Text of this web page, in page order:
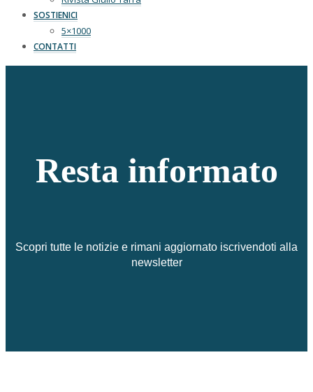
SOSTIENICI
5×1000
CONTATTI
Resta informato
Scopri tutte le notizie e rimani aggiornato iscrivendoti alla
newsletter